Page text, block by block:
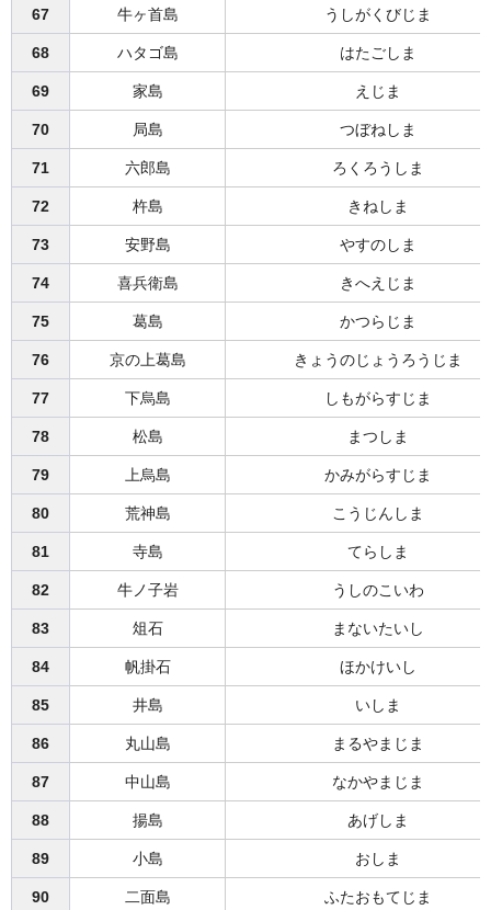
67 牛ヶ首島 うしがくびじま
68 ハタゴ島 はたごしま
69 家島 えじま
70 局島 つぼねしま
71 六郎島 ろくろうしま
72 杵島 きねしま
73 安野島 やすのしま
74 喜兵衛島 きへえじま
75 葛島 かつらじま
76 京の上葛島 きょうのじょうろうじま
77 下烏島 しもがらすじま
78 松島 まつしま
79 上烏島 かみがらすじま
80 荒神島 こうじんしま
81 寺島 てらしま
82 牛ノ子岩 うしのこいわ
83 俎石 まないたいし
84 帆掛石 ほかけいし
85 井島 いしま
86 丸山島 まるやまじま
87 中山島 なかやまじま
88 揚島 あげしま
89 小島 おしま
90 二面島 ふたおもてじま